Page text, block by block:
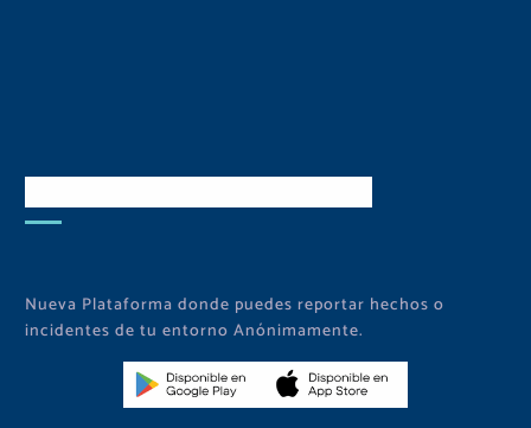
Nueva Plataforma donde puedes reportar hechos o
incidentes de tu entorno Anónimamente.